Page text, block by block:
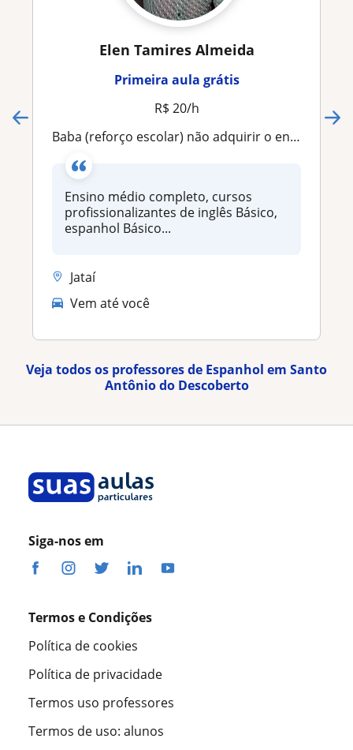
Elen Tamires Almeida
Primeira aula grátis
R$ 20/h
Baba (reforço escolar) não adquirir o ensino superior, más tenho ensino médio completo tenho experiência com crianças(0 á 15anos)
Ensino médio completo, cursos
profissionalizantes de inglês Básico,
espanhol Básico...
Jataí
Vem até você
Veja todos os professores de Espanhol em Santo
Antônio do Descoberto
Siga-nos em
Termos e Condições
Política de cookies
Política de privacidade
Termos uso professores
Termos de uso: alunos